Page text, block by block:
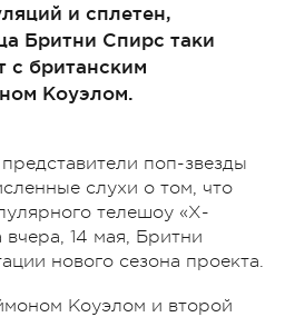
и сплетен,
Бритни Спирс таки
с британским
Коуэлом.
поп-звезды
слухи о том, что
телешоу «Х-
14 мая, Бритни
нового сезона проекта.
Коуэлом и второй